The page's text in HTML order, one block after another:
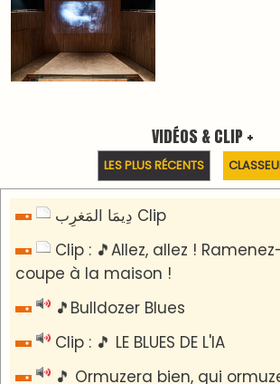
Reportages
Nizar Baraka préside à Marrakech
sur la régionalisation avancée et
projets” du Ministère de
l’Eau
AGENDA CULTUREL